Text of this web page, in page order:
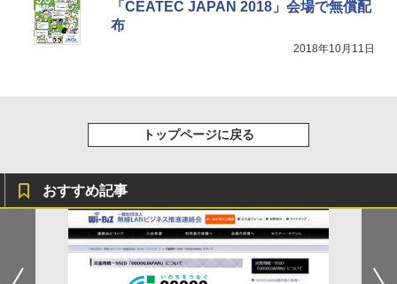
「CEATEC JAPAN 2018」会場で無償配
布
2018年10月11日
トップページに戻る
おすすめ記事